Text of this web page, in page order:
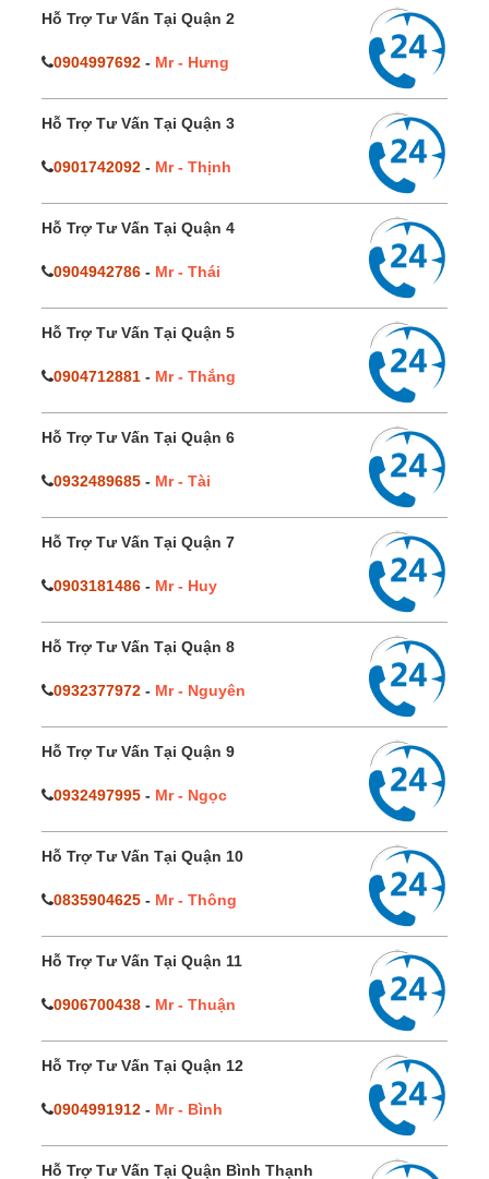
Hỗ Trợ Tư Vấn Tại Quận 2
0904997692 - Mr - Hưng
Hỗ Trợ Tư Vấn Tại Quận 3
0901742092 - Mr - Thịnh
Hỗ Trợ Tư Vấn Tại Quận 4
0904942786 - Mr - Thái
Hỗ Trợ Tư Vấn Tại Quận 5
0904712881 - Mr - Thắng
Hỗ Trợ Tư Vấn Tại Quận 6
0932489685 - Mr - Tài
Hỗ Trợ Tư Vấn Tại Quận 7
0903181486 - Mr - Huy
Hỗ Trợ Tư Vấn Tại Quận 8
0932377972 - Mr - Nguyên
Hỗ Trợ Tư Vấn Tại Quận 9
0932497995 - Mr - Ngọc
Hỗ Trợ Tư Vấn Tại Quận 10
0835904625 - Mr - Thông
Hỗ Trợ Tư Vấn Tại Quận 11
0906700438 - Mr - Thuận
Hỗ Trợ Tư Vấn Tại Quận 12
0904991912 - Mr - Bình
Hỗ Trợ Tư Vấn Tại Quận Bình Thạnh